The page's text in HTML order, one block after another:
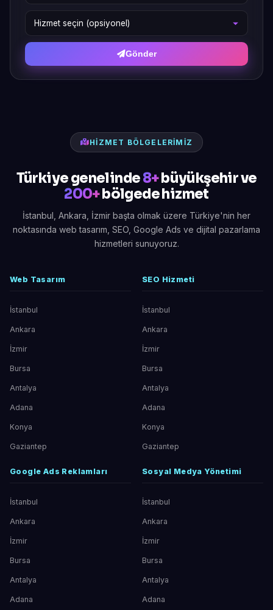
Gönder
HIZMET BÖLGELERIMIZ
Türkiye genelinde8+büyükşehir ve
200+bölgede hizmet
İstanbul, Ankara, İzmir başta olmak üzere Türkiye'nin her
noktasında web tasarım, SEO, Google Ads ve dijital pazarlama
hizmetleri sunuyoruz.
Web Tasarım
İstanbul
Ankara
İzmir
Bursa
Antalya
Adana
Konya
Gaziantep
SEO Hizmeti
İstanbul
Ankara
İzmir
Bursa
Antalya
Adana
Konya
Gaziantep
Google Ads Reklamları
İstanbul
Ankara
İzmir
Bursa
Antalya
Adana
Sosyal Medya Yönetimi
İstanbul
Ankara
İzmir
Bursa
Antalya
Adana